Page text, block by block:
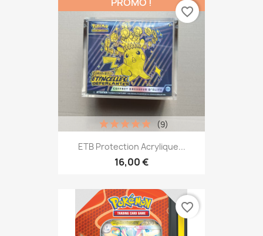
ETB Protection Acrylique...
16,00 €
(9)
favorite_border
favorite_border